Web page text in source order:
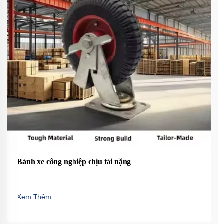
Bánh xe công nghiệp chịu tải nặng
Xem Thêm